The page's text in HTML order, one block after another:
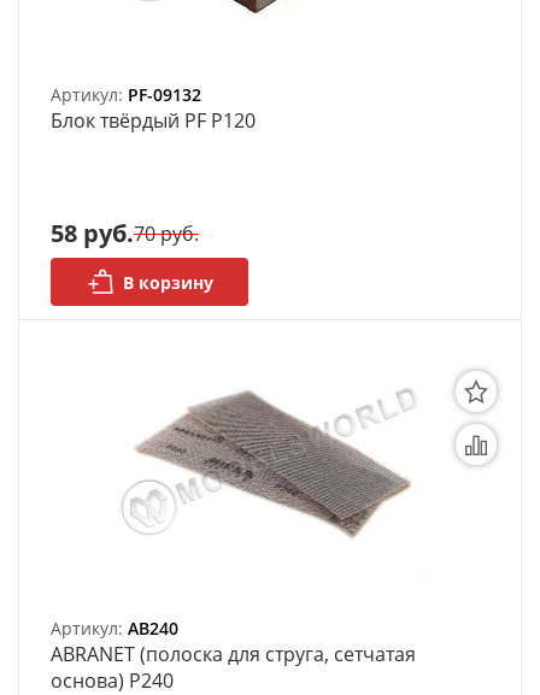
Артикул: PF-09132
Блок твёрдый PF P120
58 руб.70 руб.
В корзину
Артикул: AB240
ABRANET (полоска для струга, сетчатая
основа) P240